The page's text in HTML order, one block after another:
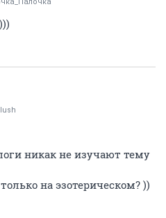
никак не изучают тему
на эзотерическом? ))